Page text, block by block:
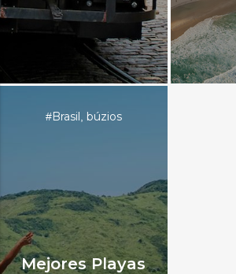
#Brasil búzios
Mejores Playas